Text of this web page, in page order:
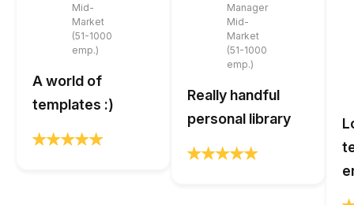
Mid-
Market
(51-1000
emp.)
A world of
templates :)
Manager
Mid-
Market
(51-1000
emp.)
Really handful
personal library